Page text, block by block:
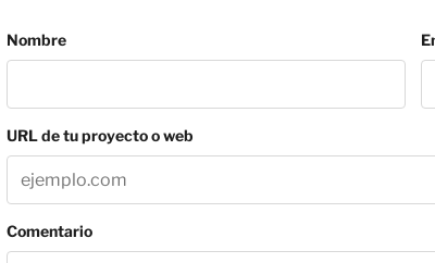
Nombre
URL de tu proyecto o web
Comentario